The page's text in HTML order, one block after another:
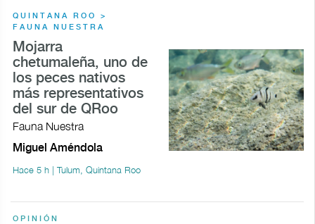
QUINTANA ROO >
FAUNA NUESTRA
Mojarra
chetumaleña, uno de
los peces nativos
más representativos
del sur de QRoo
Fauna Nuestra
Miguel Améndola
Hace 5 h | Tulum, Quintana Roo
OPINIÓN